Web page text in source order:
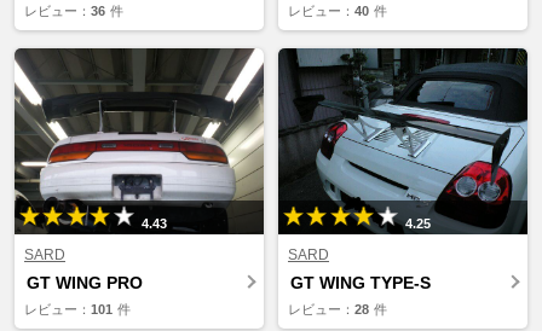
レビュー： 36 件 レビュー： 40 件
4.43
SARD
GT WING PRO
レビュー： 101 件
4.25
SARD
GT WING TYPE-S
レビュー： 28 件